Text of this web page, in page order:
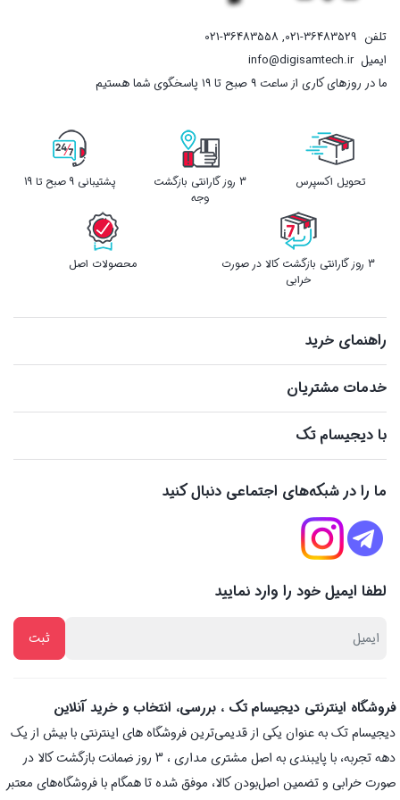
تلفن 021-36483529
,
021-36483558
ایمیلinfo@digisamtech.ir
ما در روزهای کاری از ساعت ۹ صبح تا ۱۹ پاسخگوی شما هستیم
تحویل اکسپرس
3 روز گارانتی بازگشت
وجه
پشتیبانی 9 صبح تا 19
3 روز گارانتی بازگشت کالا در صورت
خرابی
محصولات اصل
راهنمای خرید
خدمات مشتریان
با دیجیسام تک
ما را در شبکه‌های اجتماعی دنبال کنید
لطفا ایمیل خود را وارد نمایید
فروشگاه اینترنتی دیجیسام تک ، بررسی، انتخاب و خرید آنلاین
دیجیسام تک به عنوان یکی از قدیمی‌ترین فروشگاه های اینترنتی با بیش از یک
دهه تجربه، با پایبندی به اصل مشتری مداری ، 3 روز ضمانت بازگشت کالا در
صورت خرابی و تضمین اصل‌بودن کالا، موفق شده تا همگام با فروشگاه‌های معتبر